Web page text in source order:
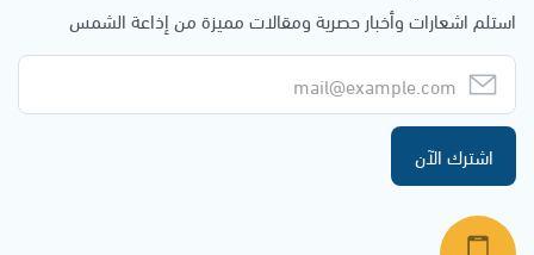
استلم اشعارات وأخبار حصرية ومقالات مميزة من إذاعة الشمس
اشترك الآن